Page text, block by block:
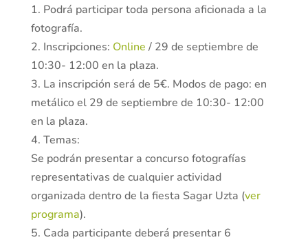
1. Podrá participar toda persona aficionada a la
fotografía.
2. Inscripciones: Online / 29 de septiembre de
10:30- 12:00 en la plaza.
3. La inscripción será de 5€. Modos de pago: en
metálico el 29 de septiembre de 10:30- 12:00
en la plaza.
4. Temas:
Se podrán presentar a concurso fotografías
representativas de cualquier actividad
organizada dentro de la fiesta Sagar Uzta (ver
programa).
5. Cada participante deberá presentar 6